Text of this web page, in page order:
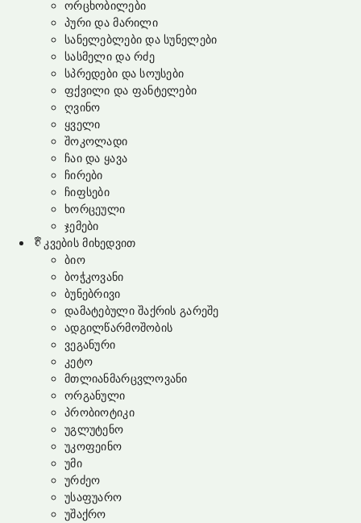
ორცხობილები
პური და მარილი
სანელებლები და სუნელები
სასმელი და რძე
სპრედები და სოუსები
ფქვილი და ფანტელები
ღვინო
ყველი
შოკოლადი
ჩაი და ყავა
ჩირები
ჩიფსები
ხორცეული
ჯემები
კვების მიხედვით
ბიო
ბოჭკოვანი
ბუნებრივი
დამატებული შაქრის გარეშე
ადგილწარმოშობის
ვეგანური
კეტო
მთლიანმარცვლოვანი
ორგანული
პრობიოტიკი
უგლუტენო
უკოფეინო
უმი
ურძეო
უსაფუარო
უშაქრო